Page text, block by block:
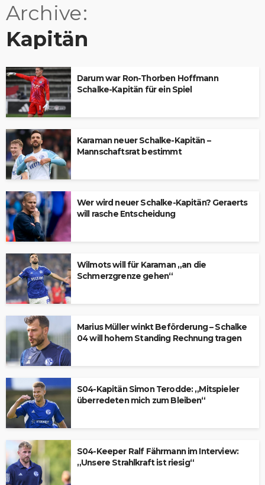
Archive
Kapitän
Darum war Ron-Thorben Hoffmann
Schalke-Kapitän für ein Spiel
Karaman neuer Schalke-Kapitän –
Mannschaftsrat bestimmt
Wer wird neuer Schalke-Kapitän? Geraerts
will rasche Entscheidung
Wilmots will für Karaman „an die
Schmerzgrenze gehen“
Marius Müller winkt Beförderung – Schalke
04 will hohem Standing Rechnung tragen
S04-Kapitän Simon Terodde: „Mitspieler
überredeten mich zum Bleiben“
S04-Keeper Ralf Fährmann im Interview:
„Unsere Strahlkraft ist riesig“